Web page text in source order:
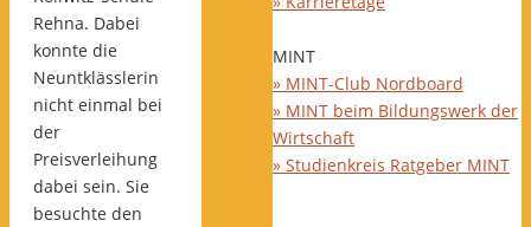
Rehna. Dabei
konnte die
Neuntklässlerin
nicht einmal bei
der
Preisverleihung
dabei sein. Sie
besuchte den
MINT
» MINT-Club Nordboard
» MINT beim Bildungswerk der
Wirtschaft
» Studienkreis Ratgeber MINT